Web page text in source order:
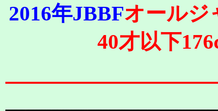
2016年JBBFオール
40才以下